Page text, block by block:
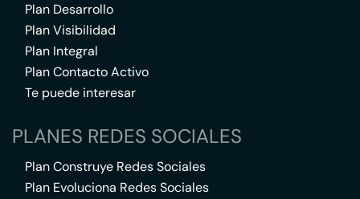
Plan Desarrollo
Plan Visibilidad
Plan Integral
Plan Contacto Activo
Te puede interesar
PLANES REDES SOCIALES
Plan Construye Redes Sociales
Plan Evoluciona Redes Sociales